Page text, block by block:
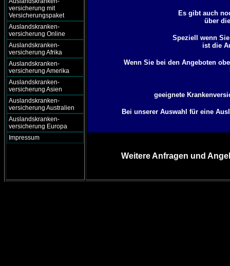
versicherung mit
Versicherungspaket
Auslandskranken-
versicherung Online
Auslandskranken-
versicherung Afrika
Auslandskranken-
versicherung Amerika
Auslandskranken-
versicherung Asien
Auslandskranken-
versicherung Australien
Auslandskranken-
versicherung Europa
Impressum
Es gibt auch
über
Speziell wenn
ist die
Wenn Sie bei den Angeboten
geeignete
Bei unserer Auswahl für eine
Weitere Anfragen und